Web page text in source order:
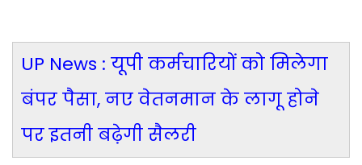
UP News : यूपी कर्मचारियों को मिलेगा
बंपर पैसा, नए वेतनमान के लागू होने
पर इतनी बढ़ेगी सैलरी